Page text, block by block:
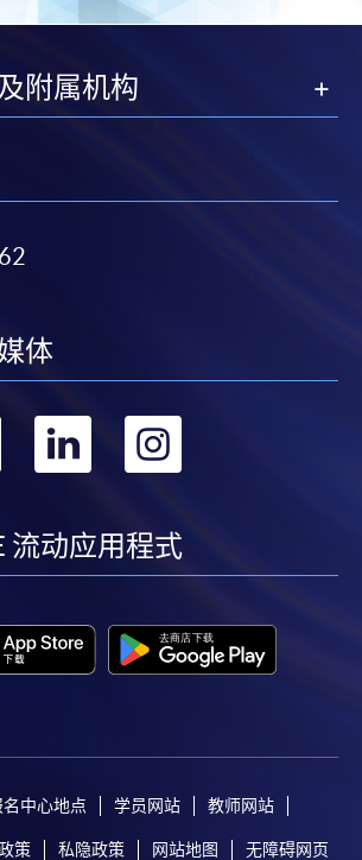
附属机构
体
转
youtube
转
linkedin
流动应用程式
中心地点 学员网站 教师网站
策 私隐政策 网站地图 无障碍网页